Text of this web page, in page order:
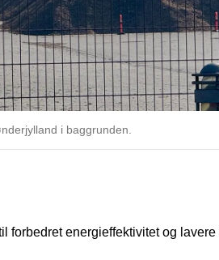
i baggrunden.
energieffektivitet og